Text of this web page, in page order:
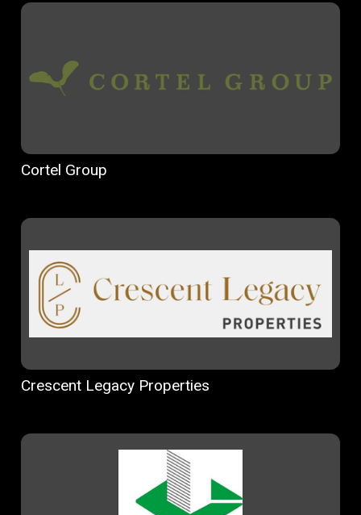
Cortel Group
Crescent Legacy Properties